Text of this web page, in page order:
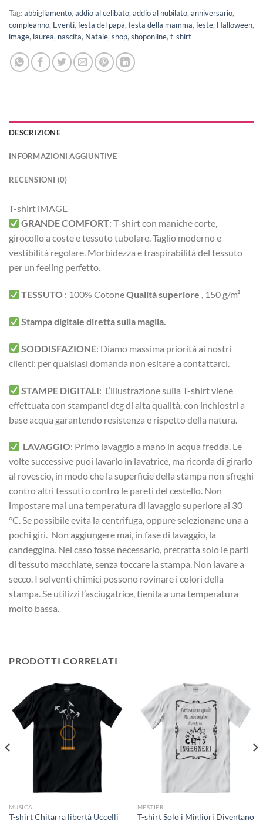
Tag:abbigliamento, addio al celibato, addio al nubilato, anniversario,
compleanno, Eventi, festa del papà, festa della mamma, feste, Halloween,
image, laurea, nascita, Natale, shop, shoponline, t-shirt
DESCRIZIONE
INFORMAZIONI AGGIUNTIVE
RECENSIONI (0)
T-shirt iMAGE
GRANDE COMFORT:T-shirt con maniche corte,
girocollo a coste e tessuto tubolare. Taglio moderno e
vestibilità regolare. Morbidezza e traspirabilità del tessuto
per un feeling perfetto.
TESSUTO : 100% CotoneQualità superiore , 150 g/m²
Stampa digitale diretta sulla maglia.
SODDISFAZIONE: Diamo massima priorità ai nostri
clienti: per qualsiasi domanda non esitare a contattarci.
STAMPE DIGITALI: L’illustrazione sulla T-shirt viene
effettuata con stampanti dtg di alta qualità, con inchiostri a
base acqua garantendo resistenza e rispetto della natura.
LAVAGGIO: Primo lavaggio a mano in acqua fredda. Le
volte successive puoi lavarlo in lavatrice, ma ricorda di girarlo
al rovescio, in modo che la superficie della stampa non sfreghi
contro altri tessuti o contro le pareti del cestello. Non
impostare mai una temperatura di lavaggio superiore ai 30
°C. Se possibile evita la centrifuga, oppure selezionane una a
pochi giri. Non aggiungere mai, in fase di lavaggio, la
candeggina. Nel caso fosse necessario, pretratta solo le parti
di tessuto macchiate, senza toccare la stampa. Non lavare a
secco. I solventi chimici possono rovinare i colori della
stampa. Se utilizzi l’asciugatrice, tienila a una temperatura
molto bassa.
PRODOTTI CORRELATI
MUSICA
T-shirt Chitarra libertà Uccelli
MESTIERI
T-shirt Solo i Migliori Diventano